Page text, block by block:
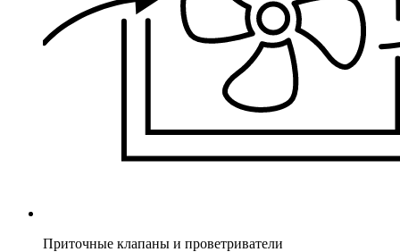
Приточные клапаны и проветриватели